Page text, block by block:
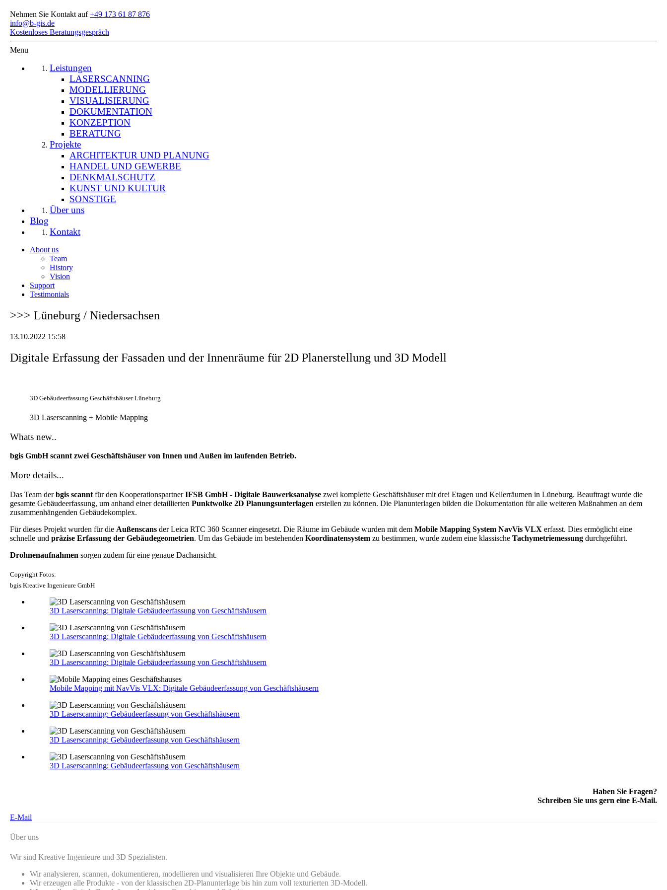
Nehmen Sie Kontakt auf+49 173 61 87 876
info@b-gis.de
Kostenloses Beratungsgespräch
Menu
Leistungen
LASERSCANNING
MODELLIERUNG
VISUALISIERUNG
DOKUMENTATION
KONZEPTION
BERATUNG
Projekte
ARCHITEKTUR UND PLANUNG
HANDEL UND GEWERBE
DENKMALSCHUTZ
KUNST UND KULTUR
SONSTIGE
Über uns
Blog
Kontakt
About us
Team
History
Vision
Support
Testimonials
>>> Lüneburg / Niedersachsen
13.10.2022 15:58
Digitale Erfassung der Fassaden und der Innenräume für 2D Planerstellung und 3D Modell
3D Gebäudeerfassung Geschäftshäuser Lüneburg
3D Laserscanning + Mobile Mapping
Whats new..
bgis GmbH scannt zwei Geschäftshäuser von Innen und Außen im laufenden Betrieb.
More details...
Das Team derbgis scannt für den KooperationspartnerIFSB GmbH - Digitale Bauwerksanalyse zwei komplette Geschäftshäuser mit drei Etagen und Kellerräumen in Lüneburg. Beauftragt wurde die
gesamte Gebäudeerfassung, um anhand einer detaillierten Punktwolke 2D Planungsunterlagen erstellen zu können. Die Planunterlagen bilden die Dokumentation für alle weiteren Maßnahmen an dem
zusammenhängenden Gebäudekomplex.
Für dieses Projekt wurden für die Außenscans der Leica RTC 360 Scanner eingesetzt. Die Räume im Gebäude wurden mit dem Mobile Mapping System NavVis VLX erfasst. Dies ermöglicht eine
schnelle und präzise Erfassung der Gebäudegeometrien. Um das Gebäude im bestehenden Koordinatensystem zu bestimmen, wurde zudem eine klassische Tachymetriemessung durchgeführt.
Drohnenaufnahmen sorgen zudem für eine genaue Dachansicht.
Copyright Fotos:
bgis Kreative Ingenieure GmbH
3D Laserscanning: Digitale Gebäudeerfassung von Geschäftshäusern
3D Laserscanning: Digitale Gebäudeerfassung von Geschäftshäusern
3D Laserscanning: Digitale Gebäudeerfassung von Geschäftshäusern
Mobile Mapping mit NavVis VLX: Digitale Gebäudeerfassung von Geschäftshäusern
3D Laserscanning: Gebäudeerfassung von Geschäftshäusern
3D Laserscanning: Gebäudeerfassung von Geschäftshäusern
3D Laserscanning: Gebäudeerfassung von Geschäftshäusern
Haben Sie Fragen?
Schreiben Sie uns gern eine E-Mail.
E-Mail
Über uns
Wir sind Kreative Ingenieure und 3D Spezialisten.
Wir analysieren, scannen, dokumentieren, modellieren und visualisieren Ihre Objekte und Gebäude.
Wir erzeugen alle Produkte - von der klassischen 2D-Planunterlage bis hin zum voll texturierten 3D-Modell.